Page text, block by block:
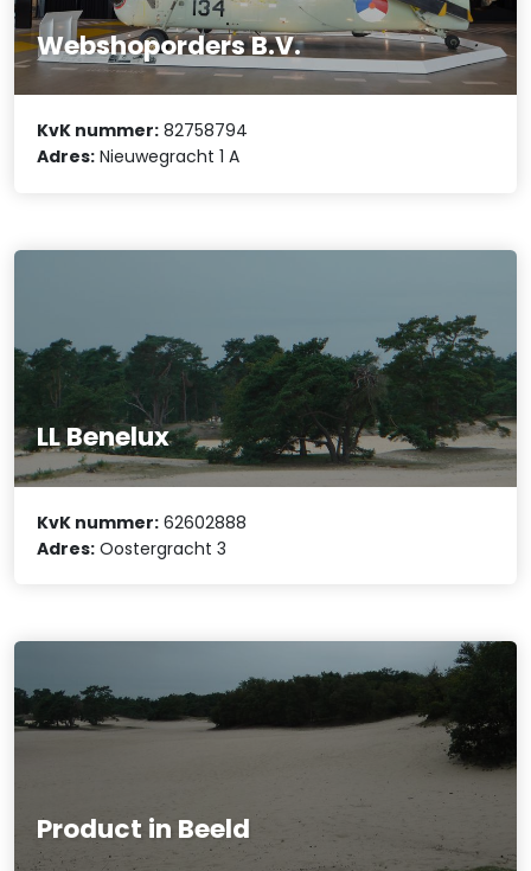
Webshoporders B.V.
KvK nummer: 82758794
Adres: Nieuwegracht 1 A
LL Benelux
KvK nummer: 62602888
Adres: Oostergracht 3
Product in Beeld